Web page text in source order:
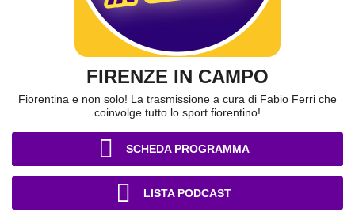
FIRENZE IN CAMPO
Fiorentina e non solo! La trasmissione a cura di Fabio Ferri che
coinvolge tutto lo sport fiorentino!
SCHEDA PROGRAMMA
LISTA PODCAST